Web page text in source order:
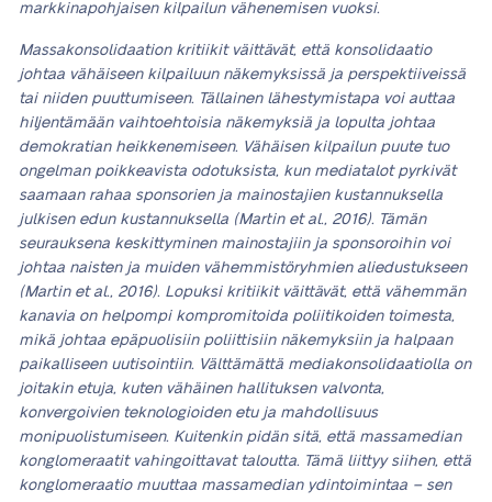
markkinapohjaisen kilpailun vähenemisen vuoksi.
Massakonsolidaation kritiikit väittävät, että konsolidaatio
johtaa vähäiseen kilpailuun näkemyksissä ja perspektiiveissä
tai niiden puuttumiseen. Tällainen lähestymistapa voi auttaa
hiljentämään vaihtoehtoisia näkemyksiä ja lopulta johtaa
demokratian heikkenemiseen. Vähäisen kilpailun puute tuo
ongelman poikkeavista odotuksista, kun mediatalot pyrkivät
saamaan rahaa sponsorien ja mainostajien kustannuksella
julkisen edun kustannuksella (Martin et al., 2016). Tämän
seurauksena keskittyminen mainostajiin ja sponsoroihin voi
johtaa naisten ja muiden vähemmistöryhmien aliedustukseen
(Martin et al., 2016). Lopuksi kritiikit väittävät, että vähemmän
kanavia on helpompi kompromitoida poliitikoiden toimesta,
mikä johtaa epäpuolisiin poliittisiin näkemyksiin ja halpaan
paikalliseen uutisointiin. Välttämättä mediakonsolidaatiolla on
joitakin etuja, kuten vähäinen hallituksen valvonta,
konvergoivien teknologioiden etu ja mahdollisuus
monipuolistumiseen. Kuitenkin pidän sitä, että massamedian
konglomeraatit vahingoittavat taloutta. Tämä liittyy siihen, että
konglomeraatio muuttaa massamedian ydintoimintaa – sen